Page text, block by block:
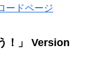
ードページ
！」 Version